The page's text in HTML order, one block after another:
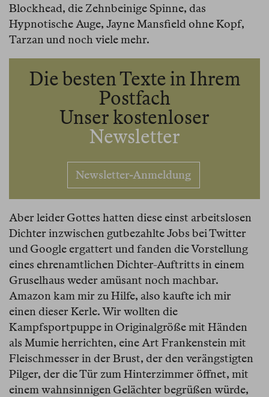
Blockhead, die Zehnbeinige Spinne, das
Hypnotische Auge, Jayne Mansfield ohne Kopf,
Tarzan und noch viele mehr.
Die besten Texte in Ihrem
Postfach
Unser kostenloser
Newsletter
Newsletter-Anmeldung
Aber leider Gottes hatten diese einst arbeitslosen
Dichter inzwischen gutbezahlte Jobs bei Twitter
und Google ergattert und fanden die Vorstellung
eines ehrenamtlichen Dichter-Auftritts in einem
Gruselhaus weder amüsant noch machbar.
Amazon kam mir zu Hilfe, also kaufte ich mir
einen dieser Kerle. Wir wollten die
Kampfsportpuppe in Originalgröße mit Händen
als Mumie herrichten, eine Art Frankenstein mit
Fleischmesser in der Brust, der den verängstigten
Pilger, der die Tür zum Hinterzimmer öffnet, mit
einem wahnsinnigen Gelächter begrüßen würde,